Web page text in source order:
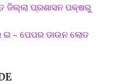
ଜିଲ୍ଲା ପ୍ରଶାସନ ପକ୍ଷରୁ
– ପେପର ଡାଉନ ଲୋଡ